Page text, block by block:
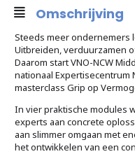
Omschrijving
Steeds meer ondernemers
Uitbreiden, verduurzamen
Daarom start VNO-NCW
nationaal Expertisecentrum
masterclass Grip op
In vier praktische modules
experts aan concrete
aan slimmer omgaan met
het ontwikkelen van een